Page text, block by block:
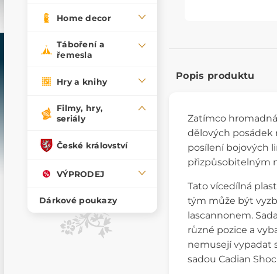
Home decor
Táboření a
řemesla
Hry a knihy
Filmy, hry,
seriály
České království
VÝPRODEJ
Dárkové poukazy
Popis produktu
Zatímco
dělových posádek
posílení bojových
přizpůsobitelným
Tato vícedílná
tým může být
lascannonem.
různé pozice a
nemusejí vypadat
sadou Cadian